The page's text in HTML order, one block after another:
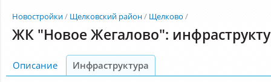
Новостройки Щелковский район Щелково
ЖК "Новое Жегалово":
Описание Инфраструктура